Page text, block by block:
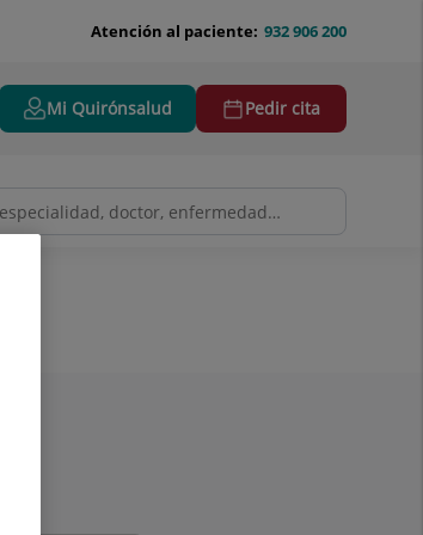
932 906 200
Atención al paciente:
Mi Quirónsalud Pedir cita